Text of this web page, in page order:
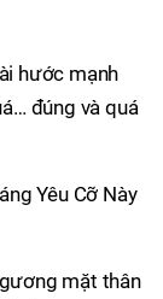
hước mạnh
đúng và quá
Yêu Cỡ Này
mặt thân